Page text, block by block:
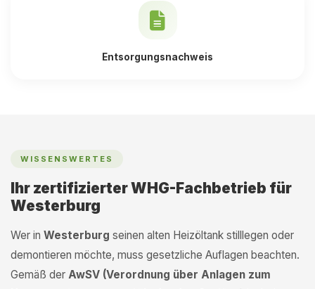
Entsorgungsnachweis
WISSENSWERTES
Ihr zertifizierter WHG-Fachbetrieb für
Westerburg
Wer in Westerburg seinen alten Heizöltank stilllegen oder
demontieren möchte, muss gesetzliche Auflagen beachten.
Gemäß der AwSV (Verordnung über Anlagen zum